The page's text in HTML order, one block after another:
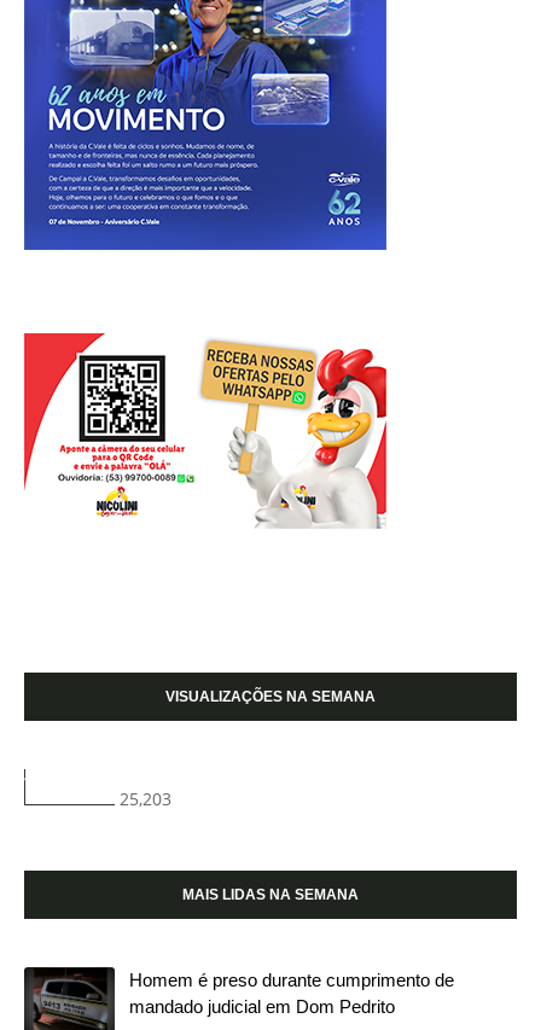
VISUALIZAÇÕES NA SEMANA
25,203
MAIS LIDAS NA SEMANA
Homem é preso durante cumprimento de
mandado judicial em Dom Pedrito